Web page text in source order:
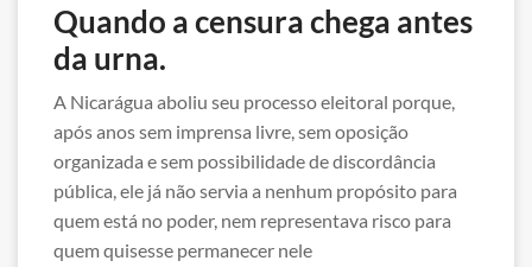
Quando a censura chega antes
da urna.
A Nicarágua aboliu seu processo eleitoral porque,
após anos sem imprensa livre, sem oposição
organizada e sem possibilidade de discordância
pública, ele já não servia a nenhum propósito para
quem está no poder, nem representava risco para
quem quisesse permanecer nele